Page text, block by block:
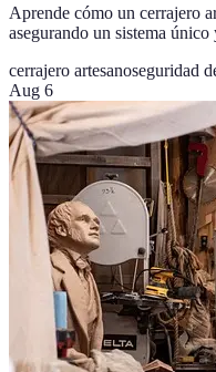
Aprende cómo un cerrajero
asegurando un sistema
cerrajero artesanoseguridad
Aug 6